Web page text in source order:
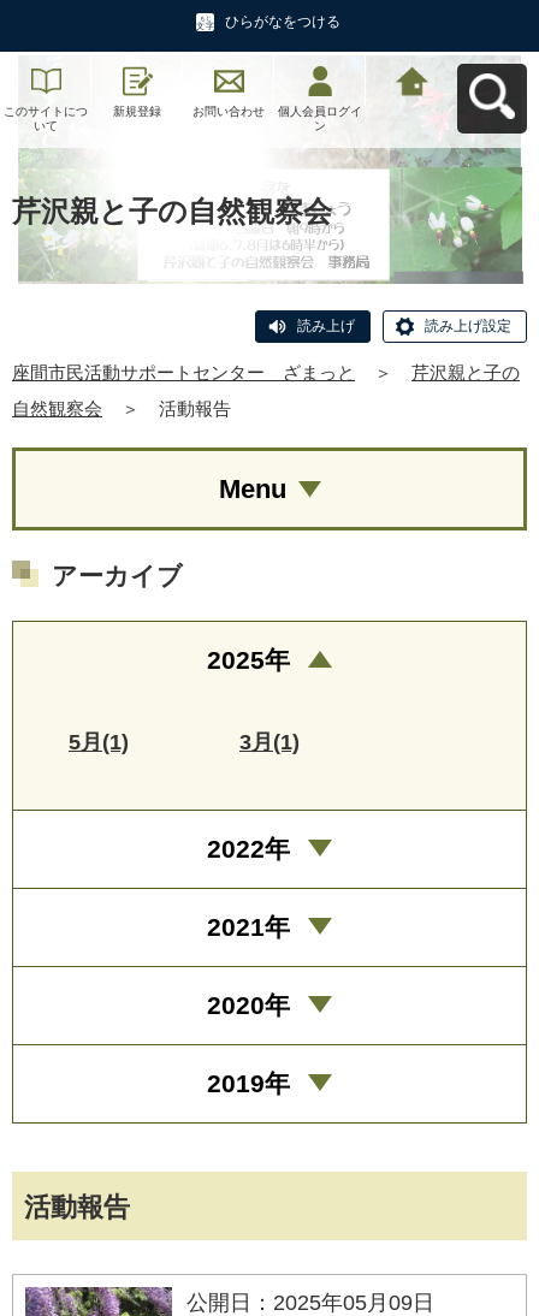
ひらがなをつける
このサイトにつ
いて
新規登録 お問い合わせ
個人会員ログイ
ン
座間市民活動サ
戻る
芹沢親と子の自然観察会
読み上げ 読み上げ設定
座間市民活動サポートセンター ざまっと ＞
芹沢親と子の
自然観察会
＞ 活動報告
活動報告
公開日：2025年05月09日
Menu
アーカイブ
2025年
5月(1) 3月(1)
2022年
2021年
2020年
2019年